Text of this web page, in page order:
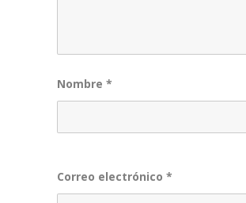
Nombre *
Correo electrónico *